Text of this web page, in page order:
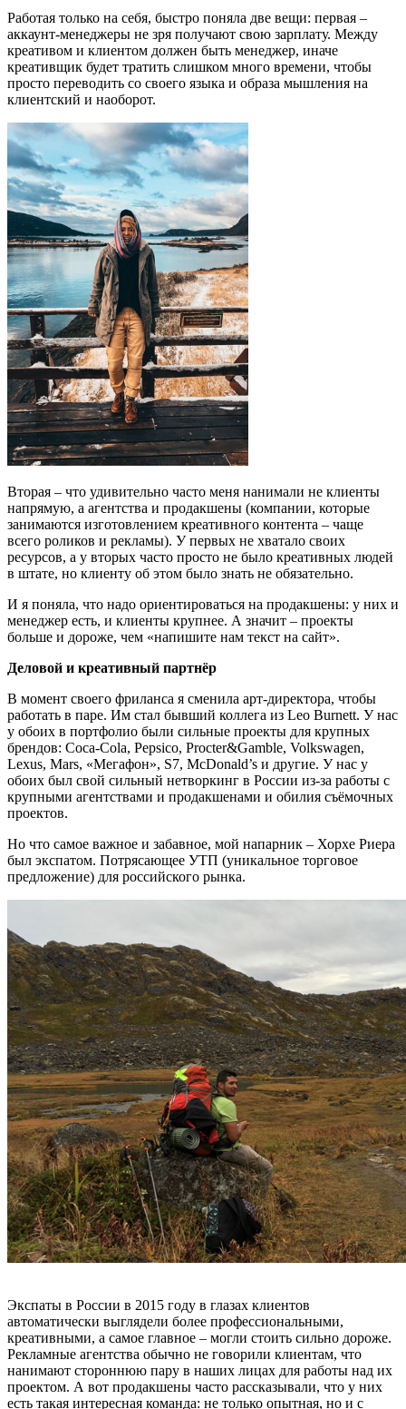
Работая только на себя, быстро поняла две вещи: первая –
аккаунт-менеджеры не зря получают свою зарплату. Между
креативом и клиентом должен быть менеджер, иначе
креативщик будет тратить слишком много времени, чтобы
просто переводить со своего языка и образа мышления на
клиентский и наоборот.
Вторая – что удивительно часто меня нанимали не клиенты
напрямую, а агентства и продакшены (компании, которые
занимаются изготовлением креативного контента – чаще
всего роликов и рекламы). У первых не хватало своих
ресурсов, а у вторых часто просто не было креативных людей
в штате, но клиенту об этом было знать не обязательно.
И я поняла, что надо ориентироваться на продакшены: у них и
менеджер есть, и клиенты крупнее. А значит – проекты
больше и дороже, чем «напишите нам текст на сайт».
Деловой и креативный партнёр
В момент своего фриланса я сменила арт-директора, чтобы
работать в паре. Им стал бывший коллега из Leo Burnett. У нас
у обоих в портфолио были сильные проекты для крупных
брендов: Coca-Cola, Pepsico, Procter&Gamble, Volkswagen,
Lexus, Mars, «Мегафон», S7, McDonald’s и другие. У нас у
обоих был свой сильный нетворкинг в России из-за работы с
крупными агентствами и продакшенами и обилия съёмочных
проектов.
Но что самое важное и забавное, мой напарник – Хорхе Риера
был экспатом. Потрясающее УТП (уникальное торговое
предложение) для российского рынка.
Экспаты в России в 2015 году в глазах клиентов
автоматически выглядели более профессиональными,
креативными, а самое главное – могли стоить сильно дороже.
Рекламные агентства обычно не говорили клиентам, что
нанимают стороннюю пару в наших лицах для работы над их
проектом. А вот продакшены часто рассказывали, что у них
есть такая интересная команда: не только опытная, но и с